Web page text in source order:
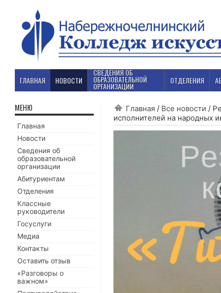
ГЛАВНАЯ НОВОСТИ
СВЕДЕНИЯ ОБ
ОБРАЗОВАТЕЛЬНОЙ
ОРГАНИЗАЦИИ
ОТДЕЛЕНИЯ
Главная / Все новости /
исполнителей на народных
МЕНЮ
Главная
Новости
Сведения об
образовательной
организации
Абитуриентам
Отделения
Классные
руководители
Госуслуги
Медиа
Контакты
Оставить отзыв
«Разговоры о
важном»